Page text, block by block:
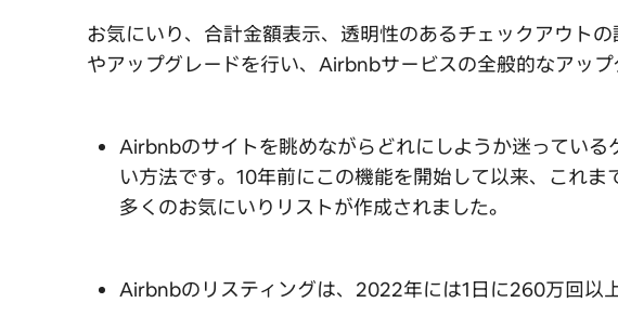
お気にいり、合計金額表示、透明性のあるチェックアウト
やアップグレードを行い、Airbnbサービスの全般的なアップ
Airbnbのサイトを眺めながらどれにしようか迷ってい
い方法です。10年前にこの機能を開始して以来、これ
多くのお気にいりリストが作成されました。
Airbnbのリスティングは、2022年には1日に260万回以